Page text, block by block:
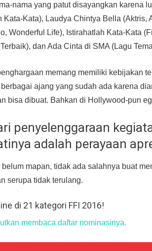
nama yang patut disayangkan karena
Kata-Kata), Laudya Chintya Bella (Aktris,
Wonderful Life), Istirahatlah Kata-Kata
dan Ada Cinta di SMA (Lagu
memang memiliki kebijakan
ajang yang sudah ada karena
bisa dibuat. Bahkan di Hollywood-pun
penyelenggaraan
adalah perayaan
mapan, tidak ada salahnya buat
serupa tidak terulang.
di 21 kategori FFI 2016!
membaca daftar nominasinya.